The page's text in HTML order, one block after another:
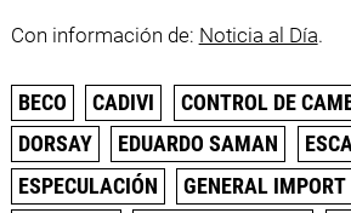
Con información de: Noticia al Día.
BECO CADIVI CONTROL DE
DORSAY
EDUARDO SAMAN
ESPECULACIÓN
GENERAL IMPORT